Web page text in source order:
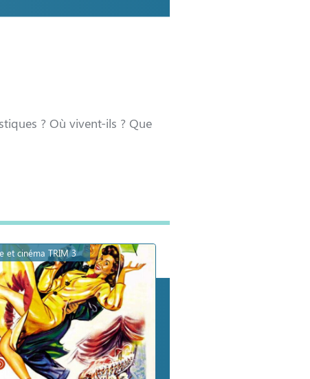
? Où vivent-ils ? Que
et cinéma TRIM 3